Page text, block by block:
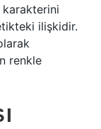
karakterini
ilişkidir.
renkle